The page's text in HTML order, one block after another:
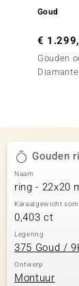
Collection
Goud
€
Gouden
Gouden
Naam
ring - 22x20
Karaatgewicht som
0,403 ct
Legering
375 Goud /
Ontwerp
Montuur